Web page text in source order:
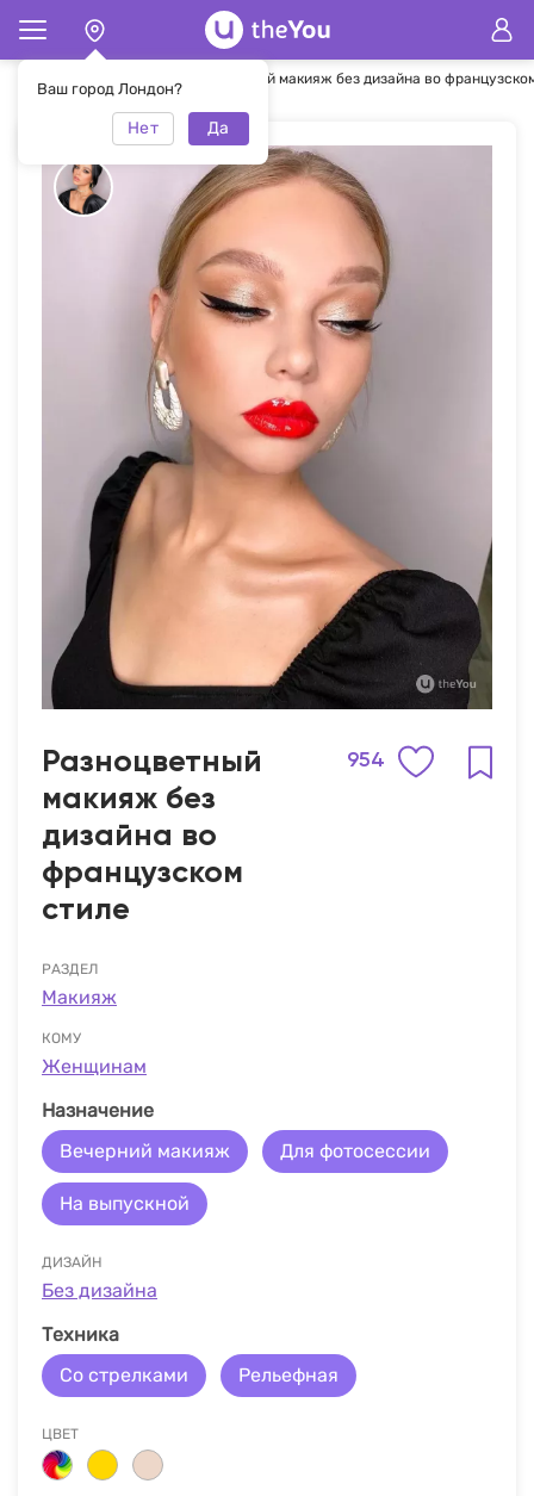
Ваш город Лондон?
Нет Да
Разноцветный макияж без дизайна во
Разноцветный
макияж без
дизайна во
французском
стиле
954
РАЗДЕЛ
Макияж
КОМУ
Женщинам
Назначение
Вечерний макияж
Для фотосессии
На выпускной
ДИЗАЙН
Без дизайна
Техника
Со стрелками
Рельефная
ЦВЕТ